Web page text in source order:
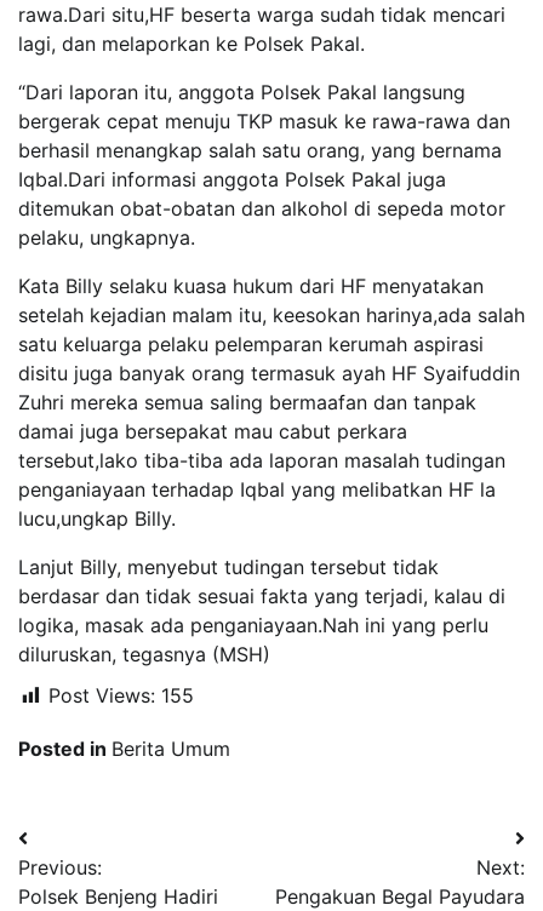
rawa.Dari situ,HF beserta warga sudah tidak mencari
lagi, dan melaporkan ke Polsek Pakal.
“Dari laporan itu, anggota Polsek Pakal langsung
bergerak cepat menuju TKP masuk ke rawa-rawa dan
berhasil menangkap salah satu orang, yang bernama
Iqbal.Dari informasi anggota Polsek Pakal juga
ditemukan obat-obatan dan alkohol di sepeda motor
pelaku, ungkapnya.
Kata Billy selaku kuasa hukum dari HF menyatakan
setelah kejadian malam itu, keesokan harinya,ada salah
satu keluarga pelaku pelemparan kerumah aspirasi
disitu juga banyak orang termasuk ayah HF Syaifuddin
Zuhri mereka semua saling bermaafan dan tanpak
damai juga bersepakat mau cabut perkara
tersebut,lako tiba-tiba ada laporan masalah tudingan
penganiayaan terhadap Iqbal yang melibatkan HF la
lucu,ungkap Billy.
Lanjut Billy, menyebut tudingan tersebut tidak
berdasar dan tidak sesuai fakta yang terjadi, kalau di
logika, masak ada penganiayaan.Nah ini yang perlu
diluruskan, tegasnya (MSH)
Post Views: 155
Posted in Berita Umum
Navigasi
pos
Previous:
Polsek Benjeng Hadiri
Next:
Pengakuan Begal Payudara